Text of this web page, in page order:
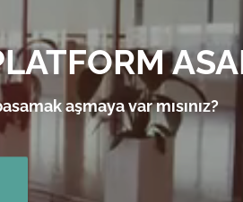
aşmaya var mısınız?